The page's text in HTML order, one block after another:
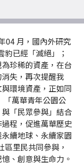
04 月，國內外研究
已經「滅絕」；
珍稀的資產，在台
失，再次提醒我
環境資產，正如同
「萬華青年公園公
「民眾參與」結合
過程，促進萬華歷史
續地球、永續家園
里民共同參與，
、創意與生命力。